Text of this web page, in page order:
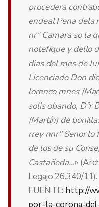
procedera
endeal Pena dela
nrª Camara so la
notefique y dello
dias del mes de
Licenciado Don
lorenco mnes
solis obando, Dºr
(Martín) de
rrey nnrº Senor lo
de los de su
Castañeda…»
Legajo 26.340/11).
FUENTE: http://